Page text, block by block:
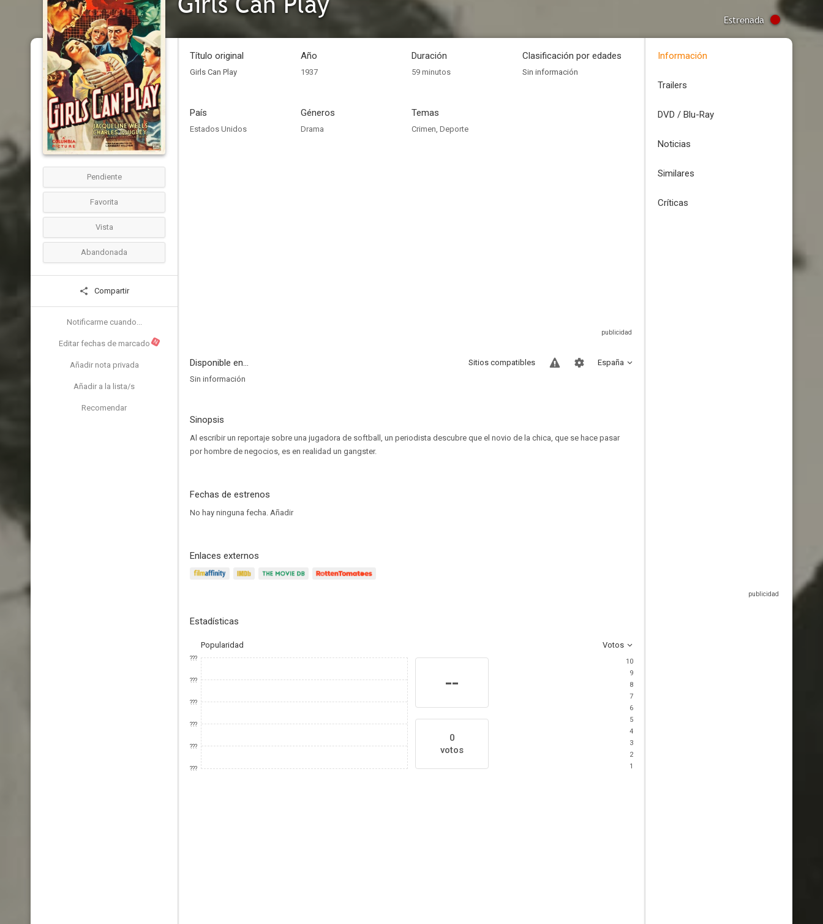
Estrenada
Pendiente
Favorita
Vista
Abandonada
Compartir
Notificarme cuando...
Editar fechas de marcado N
Añadir nota privada
Añadir a la lista/s
Recomendar
Título original
Girls Can Play
Año
1937
Duración
59 minutos
Clasificación por edades
Sin información
País
Estados Unidos
Géneros
Drama
Temas
Crimen, Deporte
Disponible en... España
Sitios compatibles
Sin información
Sinopsis
Al escribir un reportaje sobre una jugadora de softball, un periodista descubre que el novio de la chica, que se hace pasar
por hombre de negocios, es en realidad un gangster.
Fechas de estrenos
No hay ninguna fecha. Añadir
Enlaces externos
Estadísticas
Popularidad Votos
???
???
???
???
???
???
--
0
votos
10
9
8
7
6
5
4
3
2
1
Información
Trailers
DVD / Blu-Ray
Noticias
Similares
Críticas